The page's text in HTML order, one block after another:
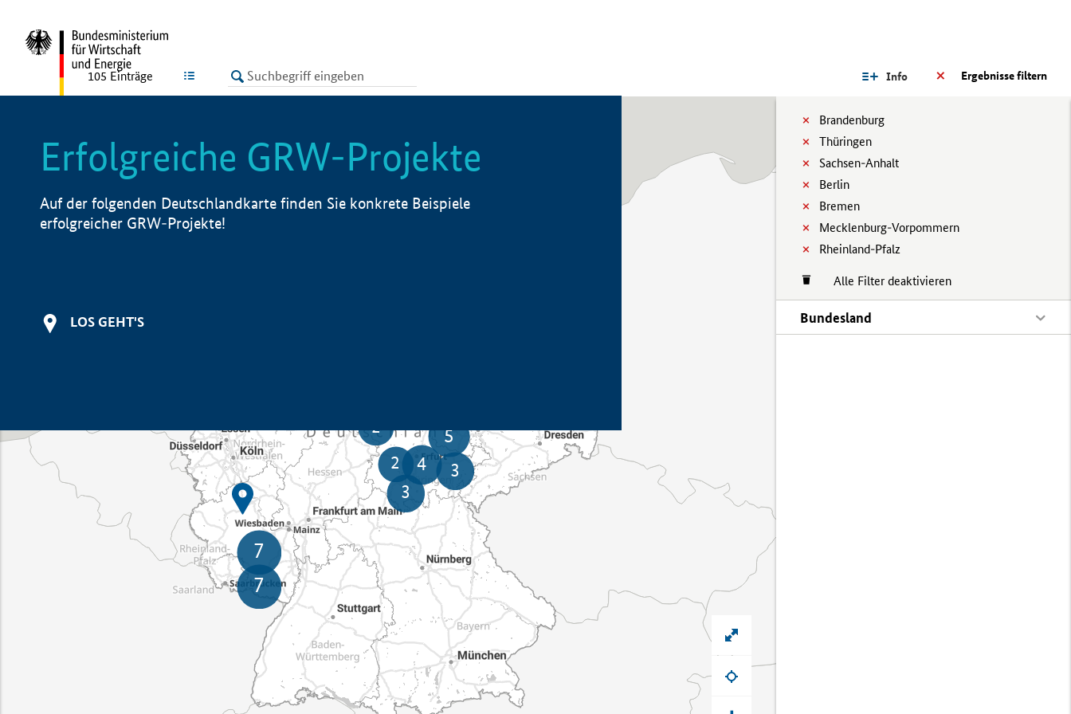
LISTE Ergebnisse filtern
Info
Brandenburg
Thüringen
Sachsen-Anhalt
Berlin
Bremen
Mecklenburg-Vorpommern
Rheinland-Pfalz
Alle Filter deaktivieren
Bundesland
105 Einträge
Erfolgreiche GRW-Projekte
Auf der folgenden Deutschlandkarte finden Sie konkrete Beispiele
erfolgreicher GRW-Projekte!
LOS GEHT'S